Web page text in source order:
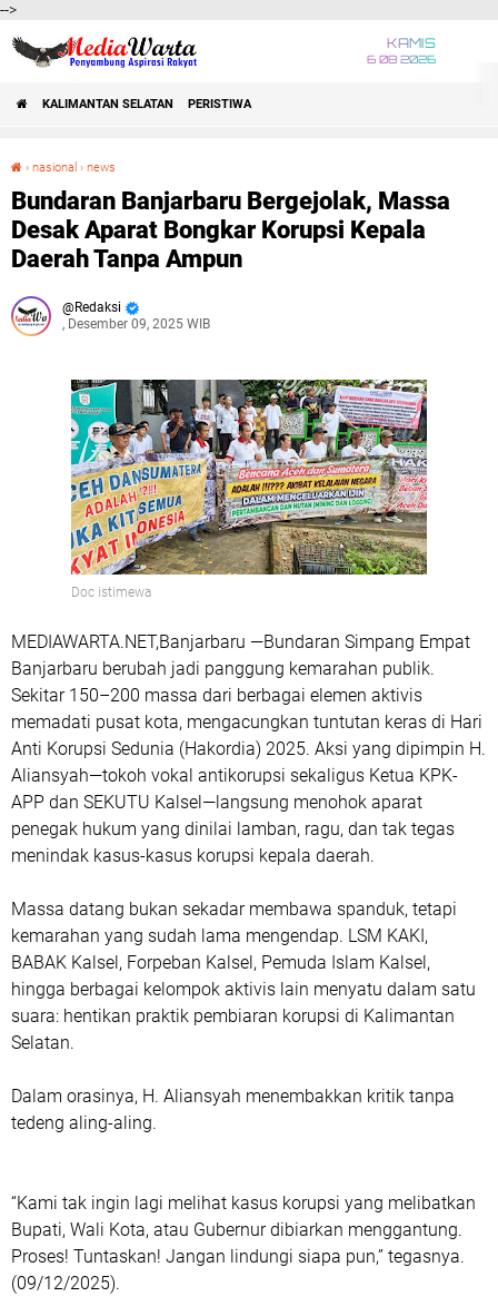
-->
KAMIS
6 08 2026
KALIMANTAN SELATAN PERISTIWA
› nasional › news
Bundaran Banjarbaru Bergejolak, Massa
Desak Aparat Bongkar Korupsi Kepala
Daerah Tanpa Ampun
Redaksi
, Desember 09, 2025 WIB
Doc istimewa
MEDIAWARTA.NET,Banjarbaru —Bundaran Simpang Empat
Banjarbaru berubah jadi panggung kemarahan publik.
Sekitar 150–200 massa dari berbagai elemen aktivis
memadati pusat kota, mengacungkan tuntutan keras di Hari
Anti Korupsi Sedunia (Hakordia) 2025. Aksi yang dipimpin H.
Aliansyah—tokoh vokal antikorupsi sekaligus Ketua KPK-
APP dan SEKUTU Kalsel—langsung menohok aparat
penegak hukum yang dinilai lamban, ragu, dan tak tegas
menindak kasus-kasus korupsi kepala daerah.
Massa datang bukan sekadar membawa spanduk, tetapi
kemarahan yang sudah lama mengendap. LSM KAKI,
BABAK Kalsel, Forpeban Kalsel, Pemuda Islam Kalsel,
hingga berbagai kelompok aktivis lain menyatu dalam satu
suara: hentikan praktik pembiaran korupsi di Kalimantan
Selatan.
Dalam orasinya, H. Aliansyah menembakkan kritik tanpa
tedeng aling-aling.
“Kami tak ingin lagi melihat kasus korupsi yang melibatkan
Bupati, Wali Kota, atau Gubernur dibiarkan menggantung.
Proses! Tuntaskan! Jangan lindungi siapa pun,” tegasnya.
(09/12/2025).